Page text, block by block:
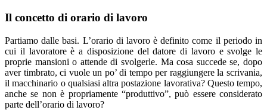
Il concetto di orario di lavoro
Partiamo dalle basi. L’orario di lavoro è definito come il periodo in
cui il lavoratore è a disposizione del datore di lavoro e svolge le
proprie mansioni o attende di svolgerle. Ma cosa succede se, dopo
aver timbrato, ci vuole un po’ di tempo per raggiungere la scrivania,
il macchinario o qualsiasi altra postazione lavorativa? Questo tempo,
anche se non è propriamente “produttivo”, può essere considerato
parte dell’orario di lavoro?